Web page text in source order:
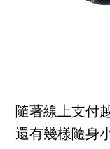
隨著線上支付
還有幾樣隨身